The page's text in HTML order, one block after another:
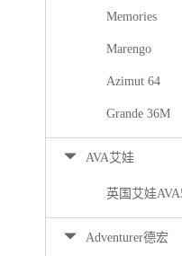
Memories
Marengo
Azimut 64
Grande 36M
AVA艾娃
英国艾娃
Adventurer德宏